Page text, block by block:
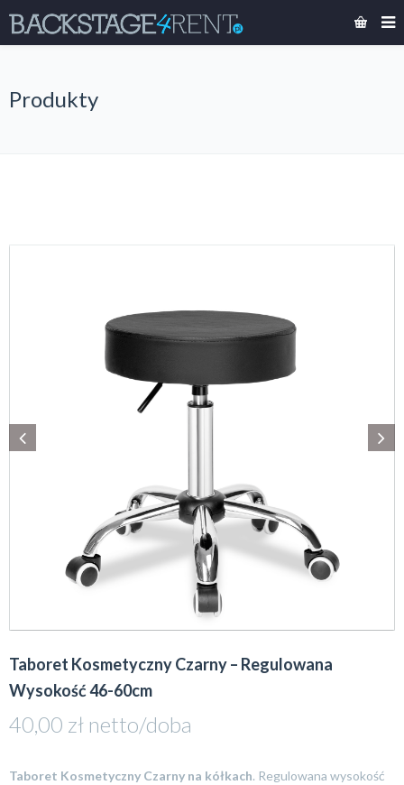
Produkty
Taboret Kosmetyczny Czarny – Regulowana
Wysokość 46-60cm
40,00 zł netto/doba
Taboret Kosmetyczny Czarny na kółkach. Regulowana wysokość